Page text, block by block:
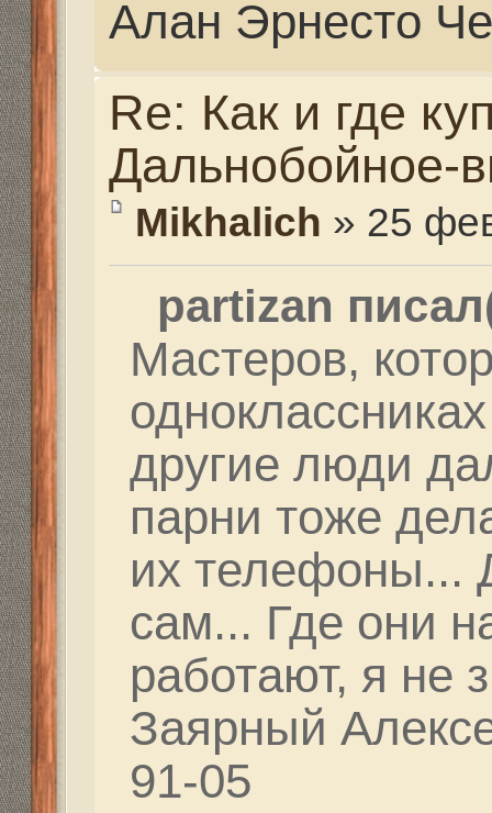
Спасибо Алексей. Я
Мне как всегда
начерчу тогда и
Здесь по другому не
будет особенная
Сама будет на 1500
Как минимум в 338LM.
Ответить
Вернуться в Федерация Снайпинга России
Структура сайта Все о 555hf.tv Правила
Реквизиты
555hf.tv. Охотничье - рыболовный интернет канал.
© 2009-2019. Копирование материалов с сайта